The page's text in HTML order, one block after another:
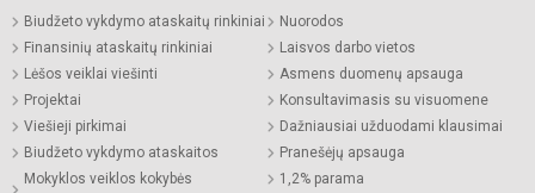
Biudžeto vykdymo ataskaitų rinkiniai
Finansinių ataskaitų rinkiniai
Lėšos veiklai viešinti
Projektai
Viešieji pirkimai
Biudžeto vykdymo ataskaitos
Mokyklos veiklos kokybės
Nuorodos
Laisvos darbo vietos
Asmens duomenų apsauga
Konsultavimasis su visuomene
Dažniausiai užduodami klausimai
Pranešėjų apsauga
1,2% parama